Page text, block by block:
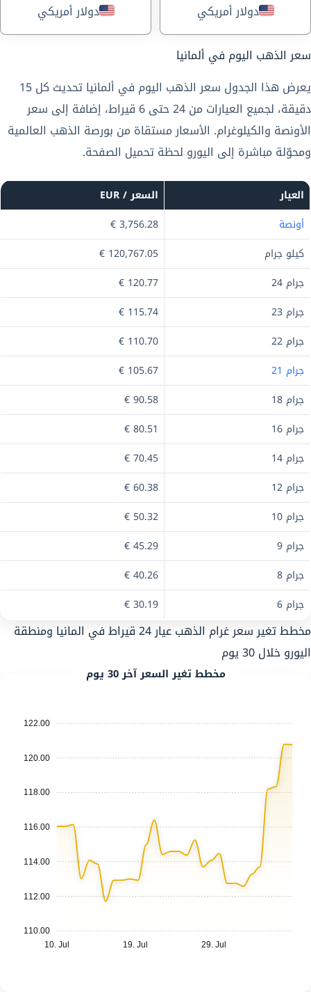
دولار أمريكي دولار أمريكي
سعر الذهب اليوم في ألمانيا
يعرض هذا الجدول سعر الذهب اليوم في ألمانيا تحديث كل 15
دقيقة، لجميع العيارات من 24 حتى 6 قيراط، إضافة إلى سعر
الأونصة والكيلوغرام. الأسعار مستقاة من بورصة الذهب العالمية
ومحوّلة مباشرة إلى اليورو لحظة تحميل الصفحة.
العيار
السعر / EUR
أونصة
3,756.28 €
كيلو جرام
120,767.05 €
جرام 24
120.77 €
جرام 23
115.74 €
جرام 22
110.70 €
جرام 21
105.67 €
جرام 18
90.58 €
جرام 16
80.51 €
جرام 14
70.45 €
جرام 12
60.38 €
جرام 10
50.32 €
جرام 9
45.29 €
جرام 8
40.26 €
جرام 6
30.19 €
مخطط تغير سعر غرام الذهب عيار 24 قيراط في المانيا ومنطقة
اليورو خلال 30 يوم
مخطط تغير السعر آخر 30 يوم
122.00
120.00
118.00
116.00
114.00
112.00
110.00
10. Jul
19. Jul 29. Jul